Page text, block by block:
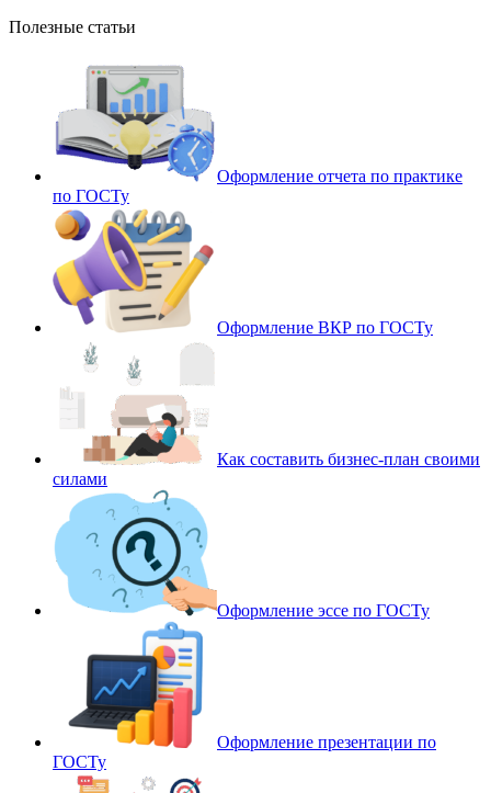
Полезные статьи
Оформление отчета по практике
по ГОСТу
Оформление ВКР по ГОСТу
Как составить бизнес-план своими
силами
Оформление эссе по ГОСТу
Оформление презентации по
ГОСТу